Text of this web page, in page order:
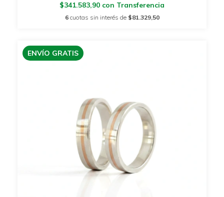
$341.583,90 con Transferencia
6 cuotas sin interés de $81.329,50
ENVÍO GRATIS